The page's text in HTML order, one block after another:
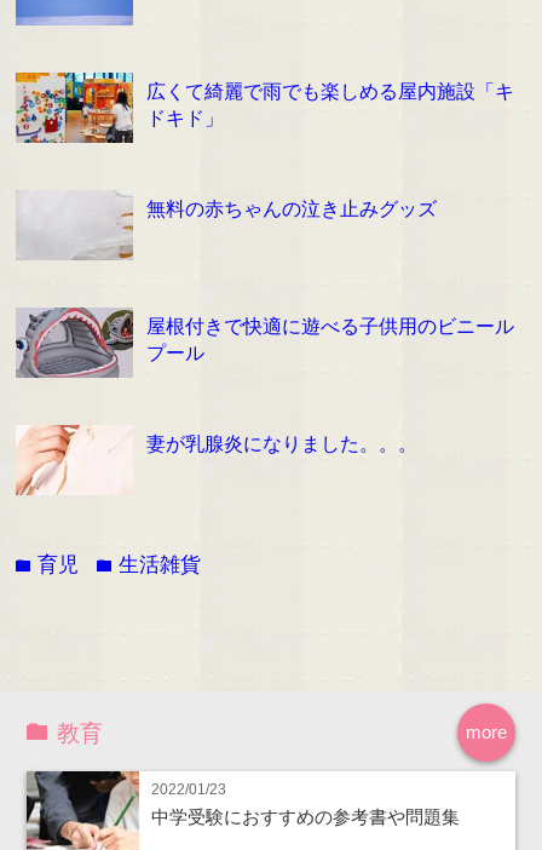
広くて綺麗で雨でも楽しめる屋内施設「キ
ドキド」
無料の赤ちゃんの泣き止みグッズ
屋根付きで快適に遊べる子供用のビニール
プール
妻が乳腺炎になりました。。。
folder 育児 folder生活雑貨
more
教育
2022/01/23
中学受験におすすめの参考書や問題集